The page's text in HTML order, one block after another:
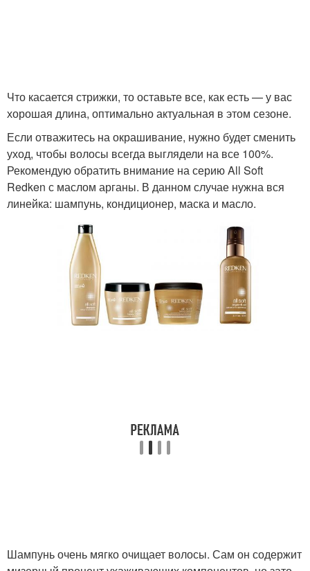
Что касается стрижки, то оставьте все, как есть — у вас
хорошая длина, оптимально актуальная в этом сезоне.
Если отважитесь на окрашивание, нужно будет сменить
уход, чтобы волосы всегда выглядели на все 100%.
Рекомендую обратить внимание на серию All Soft
Redken с маслом арганы. В данном случае нужна вся
линейка: шампунь, кондиционер, маска и масло.
Шампунь очень мягко очищает волосы. Сам он содержит